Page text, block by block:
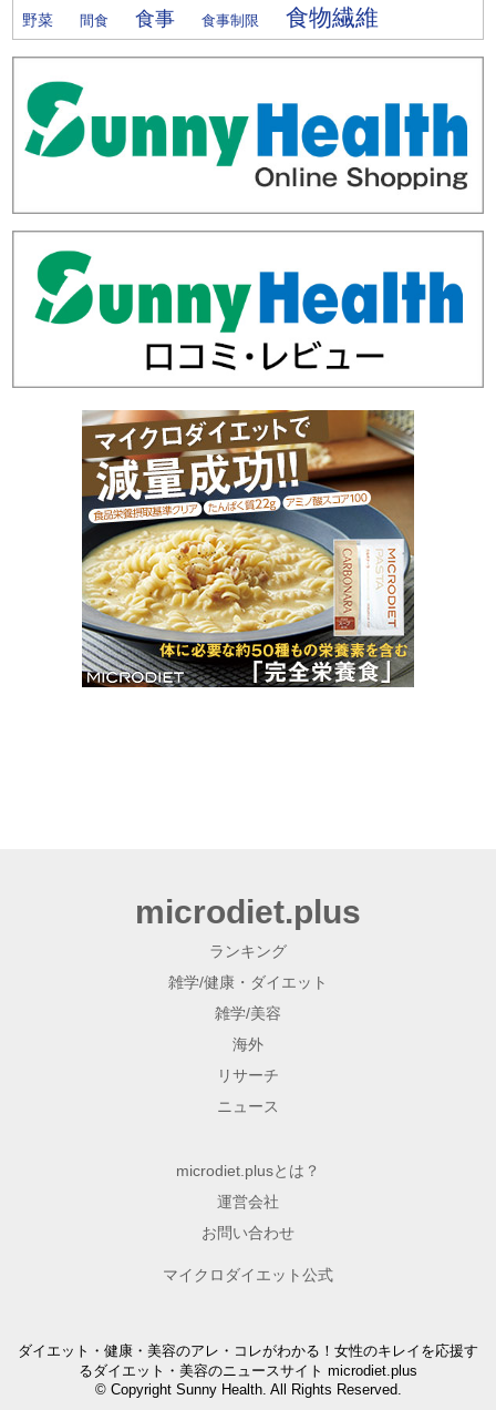
野菜 間食 食事 食事制限 食物繊維
microdiet.plus
ランキング
雑学/健康・ダイエット
雑学/美容
海外
リサーチ
ニュース
microdiet.plusとは？
運営会社
お問い合わせ
マイクロダイエット公式
ダイエット・健康・美容のアレ・コレがわかる！女性のキレイを応援す
るダイエット・美容のニュースサイト microdiet.plus
© Copyright Sunny Health. All Rights Reserved.